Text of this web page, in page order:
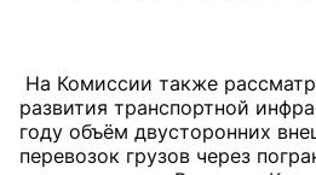
На Комиссии также
развития транспортной
году объём двусторонних
перевозок грузов через